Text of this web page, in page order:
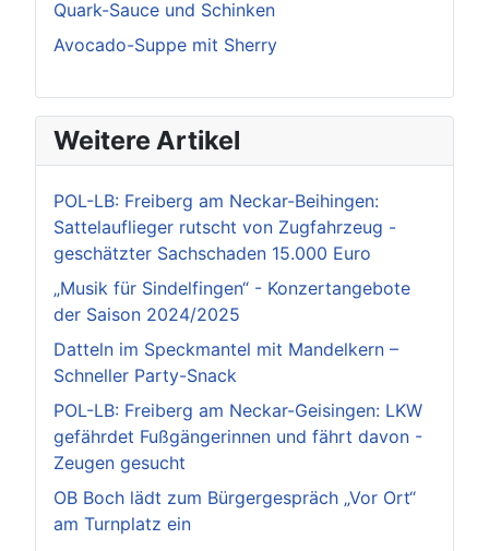
Quark-Sauce und Schinken
Avocado-Suppe mit Sherry
Weitere Artikel
POL-LB: Freiberg am Neckar-Beihingen:
Sattelauflieger rutscht von Zugfahrzeug -
geschätzter Sachschaden 15.000 Euro
„Musik für Sindelfingen“ - Konzertangebote
der Saison 2024/2025
Datteln im Speckmantel mit Mandelkern –
Schneller Party-Snack
POL-LB: Freiberg am Neckar-Geisingen: LKW
gefährdet Fußgängerinnen und fährt davon -
Zeugen gesucht
OB Boch lädt zum Bürgergespräch „Vor Ort“
am Turnplatz ein